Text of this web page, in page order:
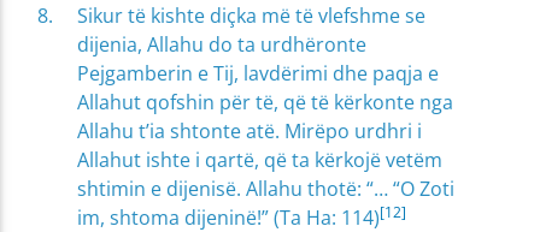
Sikur të kishte diçka më të vlefshme se
dijenia, Allahu do ta urdhëronte
Pejgamberin e Tij, lavdërimi dhe paqja e
Allahut qofshin për të, që të kërkonte nga
Allahu t’ia shtonte atë. Mirëpo urdhri i
Allahut ishte i qartë, që ta kërkojë vetëm
shtimin e dijenisë. Allahu thotë: “… “O Zoti
im, shtoma dijeninë!” (Ta Ha: 114)[12]